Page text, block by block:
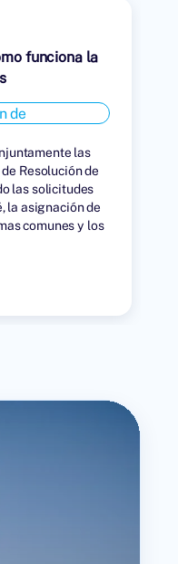
funciona la
de
las
Resolución de
las solicitudes
la asignación de
comunes y los